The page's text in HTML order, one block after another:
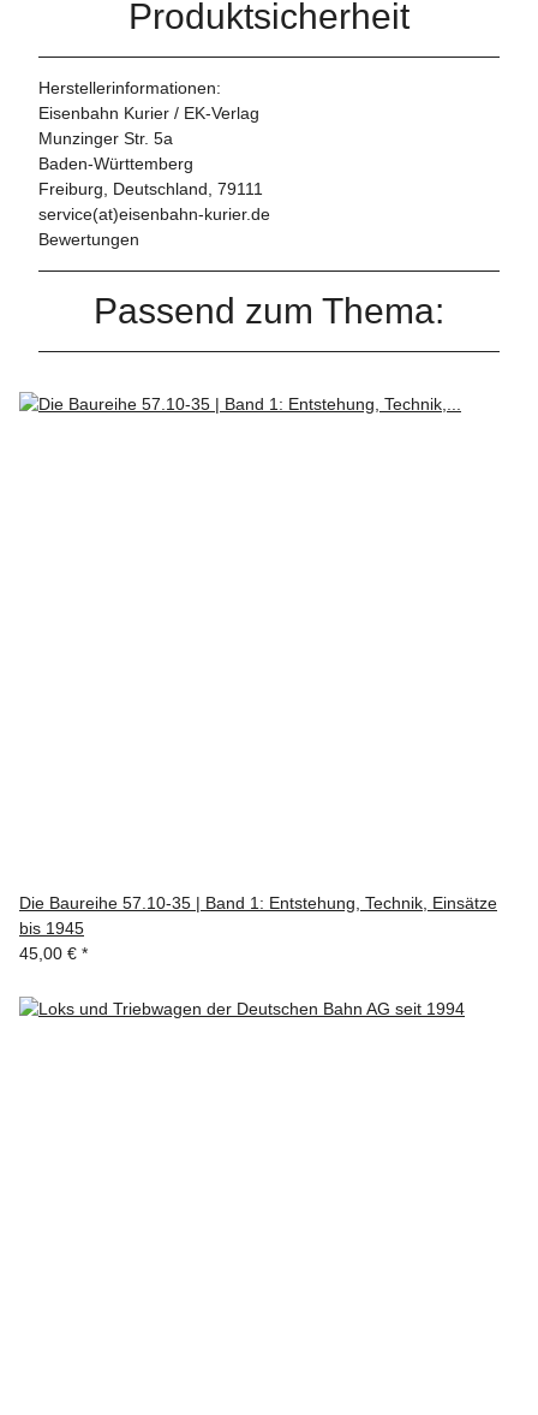
Produktsicherheit
Herstellerinformationen:
Eisenbahn Kurier / EK-Verlag
Munzinger Str. 5a
Baden-Württemberg
Freiburg, Deutschland, 79111
service(at)eisenbahn-kurier.de
Bewertungen
Passend zum Thema:
Die Baureihe 57.10-35 | Band 1: Entstehung, Technik, Einsätze
bis 1945
45,00 € *